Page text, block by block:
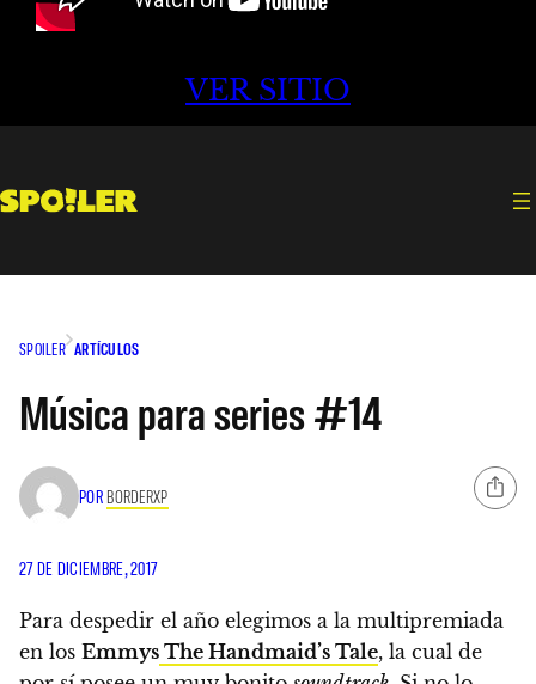
VER SITIO
SPOILER ARTÍCULOS
Música para series #14
POR BORDERXP
27 DE DICIEMBRE, 2017
Para despedir el año elegimos a la multipremiada
en los Emmys The Handmaid’s Tale, la cual de